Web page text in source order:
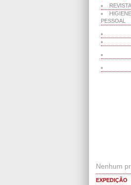
HIGIENE
PESSOAL
Nenhum
EXPEDIÇÃO